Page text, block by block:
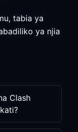
tabia ya
ya njia
Clash